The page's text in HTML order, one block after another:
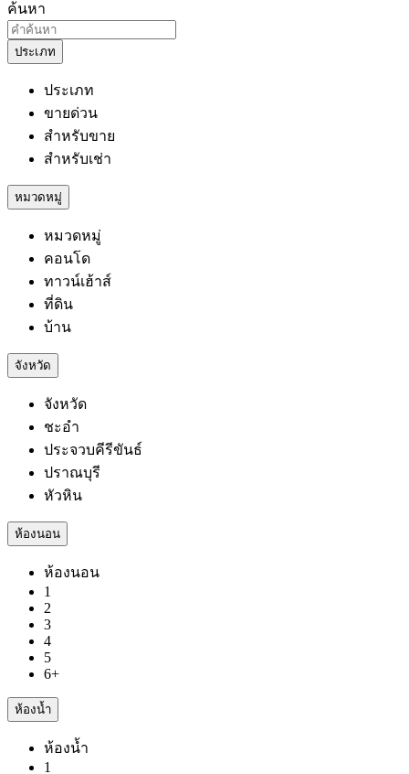
ค้นหา
ประเภท
ประเภท
ขายด่วน
สำหรับขาย
สำหรับเช่า
หมวดหมู่
หมวดหมู่
คอนโด
ทาวน์เฮ้าส์
ที่ดิน
บ้าน
จังหวัด
จังหวัด
ชะอำ
ประจวบคีรีขันธ์
ปราณบุรี
หัวหิน
ห้องนอน
ห้องนอน
1
2
3
4
5
6+
ห้องน้ำ
ห้องน้ำ
1